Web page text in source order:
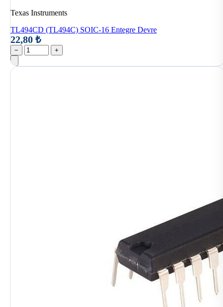
Texas Instruments
TL494CD (TL494C) SOIC-16 Entegre Devre
22,80 ₺
− +